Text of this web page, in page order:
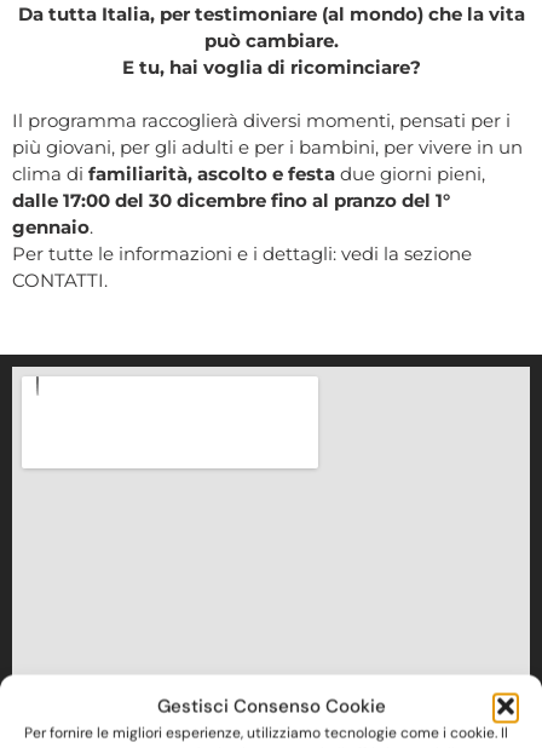
Gestisci Consenso Cookie
Per fornire le migliori esperienze, utilizziamo tecnologie come i cookie. Il
Da tutta Italia, per testimoniare (al mondo) che la vita
può cambiare.
E tu, hai voglia di ricominciare?
Il programma raccoglierà diversi momenti, pensati per i
più giovani, per gli adulti e per i bambini, per vivere in un
clima di familiarità, ascolto e festa due giorni pieni,
dalle 17:00 del 30 dicembre fino al pranzo del 1°
gennaio.
Per tutte le informazioni e i dettagli: vedi la sezione
CONTATTI.